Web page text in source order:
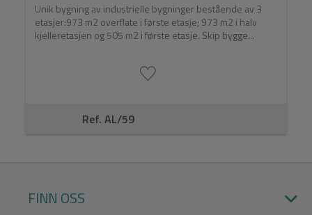
Unik bygning av industrielle bygninger bestående av 3
etasjer:973 m2 overflate i første etasje; 973 m2 i halv
kjelleretasjen og 505 m2 i første etasje. Skip bygge...
Ref. AL/59
FINN OSS